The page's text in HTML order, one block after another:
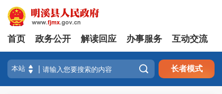
首页 政务公开 解读回应 办事服务 互动交流
 长者模式